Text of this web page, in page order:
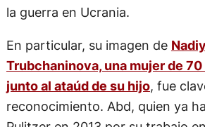
la guerra en Ucrania.
En particular, su imagen de
Trubchaninova, una mujer de
junto al ataúd de su hijo, fue
reconocimiento. Abd, quien ya